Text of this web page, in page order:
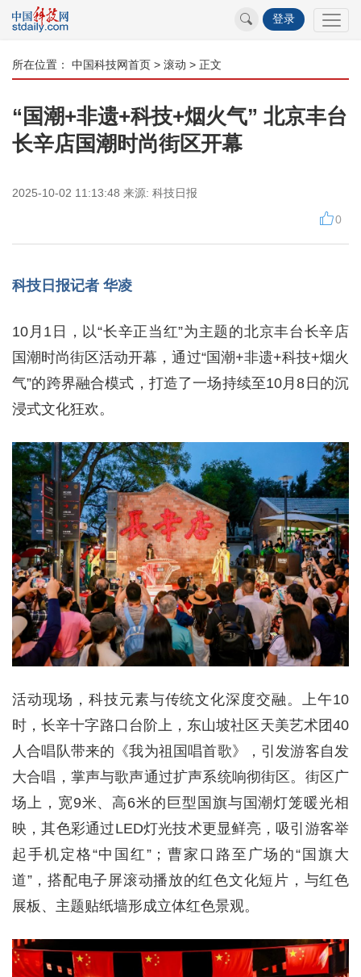
登录
所在位置： 中国科技网首页 > 滚动 > 正文
“国潮+非遗+科技+烟火气” 北京丰台
长辛店国潮时尚街区开幕
2025-10-02 11:13:48 来源: 科技日报
0
科技日报记者 华凌
10月1日，以“长辛正当红”为主题的北京丰台长辛店
国潮时尚街区活动开幕，通过“国潮+非遗+科技+烟火
气”的跨界融合模式，打造了一场持续至10月8日的沉
浸式文化狂欢。
活动现场，科技元素与传统文化深度交融。上午10
时，长辛十字路口台阶上，东山坡社区天美艺术团40
人合唱队带来的《我为祖国唱首歌》，引发游客自发
大合唱，掌声与歌声通过扩声系统响彻街区。街区广
场上，宽9米、高6米的巨型国旗与国潮灯笼暖光相
映，其色彩通过LED灯光技术更显鲜亮，吸引游客举
起手机定格“中国红”；曹家口路至广场的“国旗大
道”，搭配电子屏滚动播放的红色文化短片，与红色
展板、主题贴纸墙形成立体红色景观。